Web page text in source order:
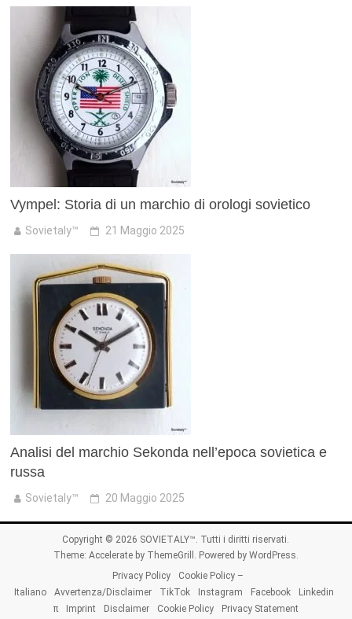
Vympel: Storia di un marchio di orologi sovietico
Sovietaly™ 21 Maggio 2025
Analisi del marchio Sekonda nell’epoca sovietica e
russa
Sovietaly™ 20 Maggio 2025
Copyright © 2026 SOVIETALY™. Tutti i diritti riservati.
Theme: Accelerateby ThemeGrill. Powered by WordPress.
Privacy Policy
Cookie Policy –
Italiano
Avvertenza/Disclaimer TikTok Instagram Facebook
Linkedin
π
Imprint Disclaimer Cookie Policy Privacy Statement